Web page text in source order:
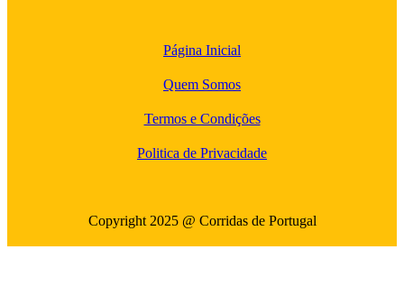
Página Inicial
Quem Somos
Termos e Condições
Politica de Privacidade
Copyright 2025 @ Corridas de Portugal